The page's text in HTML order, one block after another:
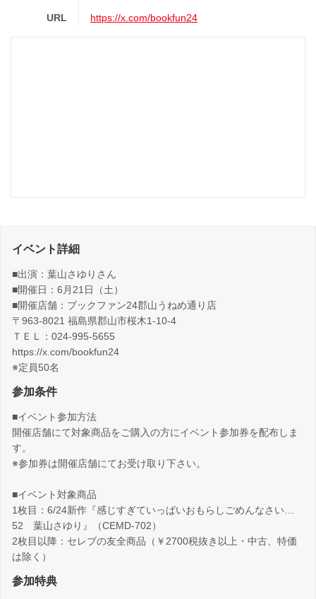
URL https://x.com/bookfun24
イベント詳細
■出演：葉山さゆりさん
■開催日：6月21日（土）
■開催店舗：ブックファン24郡山うねめ通り店
〒963-8021 福島県郡山市桜木1-10-4
ＴＥＬ：024-995-5655
https://x.com/bookfun24
※定員50名
参加条件
■イベント参加方法
開催店舗にて対象商品をご購入の方にイベント参加券を配布しま
す。
※参加券は開催店舗にてお受け取り下さい。
■イベント対象商品
1枚目：6/24新作『感じすぎていっぱいおもらしごめんなさい…
52 葉山さゆり』（CEMD-702）
2枚目以降：セレブの友全商品（￥2700税抜き以上・中古、特価
は除く）
参加特典